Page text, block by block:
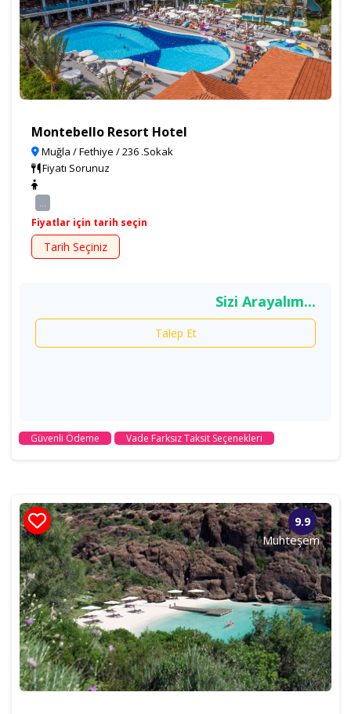
Montebello Resort Hotel
Muğla / Fethiye / 236 .Sokak
Fiyatı Sorunuz
...
Fiyatlar için tarih seçin
Tarih Seçiniz
Sizi Arayalım...
Talep Et
Güvenli Ödeme Vade Farksız Taksit Seçenekleri
9.9
Muhteşem